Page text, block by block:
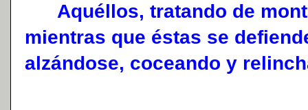
Aquéllos, tratando de
mientras que éstas se
alzándose, coceando y